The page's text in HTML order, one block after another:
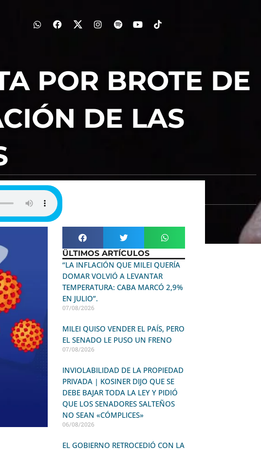
POR BROTE DE
DE LAS
ÜLTIMOS ARTÍCULOS
“LA INFLACIÓN QUE MILEI QUERÍA
DOMAR VOLVIÓ A LEVANTAR
TEMPERATURA: CABA MARCÓ 2,9%
EN JULIO”.
07/08/2026
MILEI QUISO VENDER EL PAÍS, PERO
EL SENADO LE PUSO UN FRENO
07/08/2026
INVIOLABILIDAD DE LA PROPIEDAD
PRIVADA | KOSINER DIJO QUE SE
DEBE BAJAR TODA LA LEY Y PIDIÓ
QUE LOS SENADORES SALTEÑOS
NO SEAN «CÓMPLICES»
06/08/2026
EL GOBIERNO RETROCEDIÓ CON LA